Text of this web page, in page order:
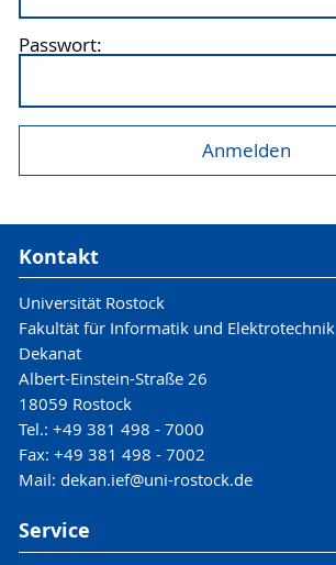
Passwort:
Kontakt
Universität Rostock
Fakultät für Informatik und Elektrotechnik
Dekanat
Albert-Einstein-Straße 26
18059 Rostock
Tel.: +49 381 498 - 7000
Fax: +49 381 498 - 7002
Mail: dekan.ief@uni-rostock.de
Service